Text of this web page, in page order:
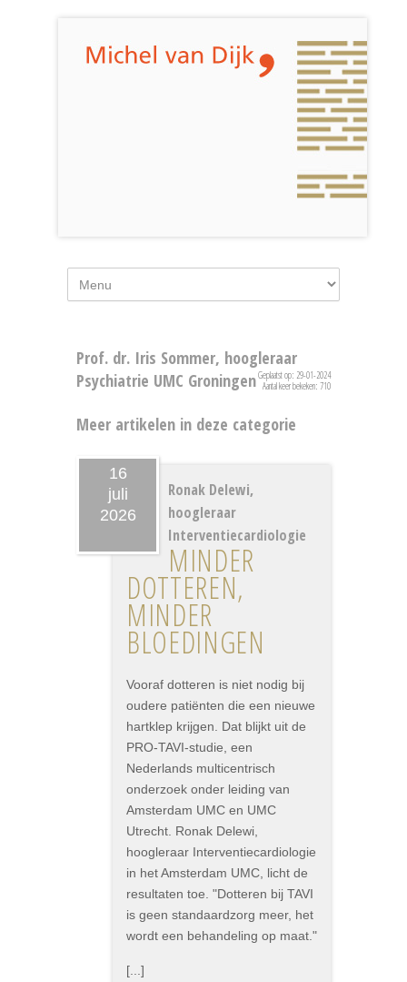
Prof. dr. Iris Sommer, hoogleraar
Psychiatrie UMC GroningenGeplaatst op: 29-01-2024
Aantal keer bekeken: 710
Meer artikelen in deze categorie
16
juli
2026
Ronak Delewi,
hoogleraar
Interventiecardiologie
MINDER
DOTTEREN,
MINDER
BLOEDINGEN
Vooraf dotteren is niet nodig bij
oudere patiënten die een nieuwe
hartklep krijgen. Dat blijkt uit de
PRO-TAVI-studie, een
Nederlands multicentrisch
onderzoek onder leiding van
Amsterdam UMC en UMC
Utrecht. Ronak Delewi,
hoogleraar Interventiecardiologie
in het Amsterdam UMC, licht de
resultaten toe. "Dotteren bij TAVI
is geen standaardzorg meer, het
wordt een behandeling op maat."
[...]